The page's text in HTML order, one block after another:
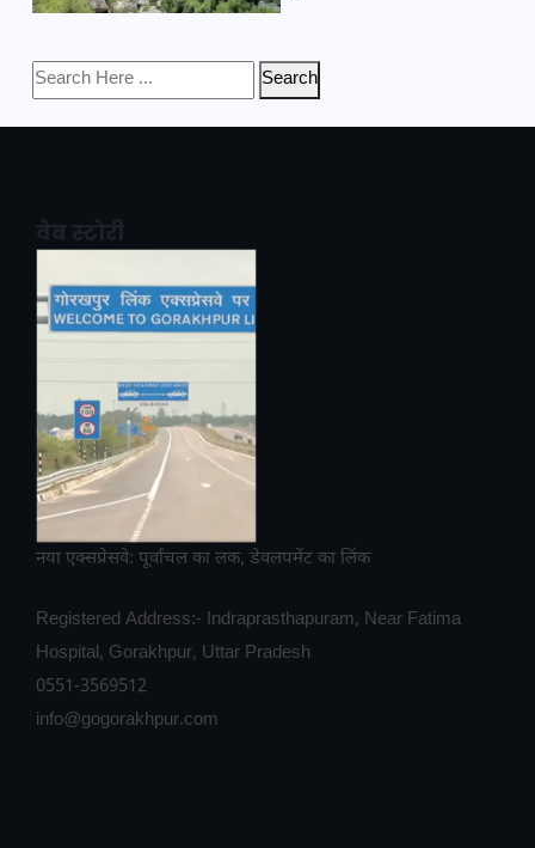
Search
नया एक्सप्रेसवे: पूर्वांचल का लक, डेवलपमेंट का लिंक
Registered Address:- Indraprasthapuram, Near Fatima
Hospital, Gorakhpur, Uttar Pradesh
0551-3569512
info@gogorakhpur.com